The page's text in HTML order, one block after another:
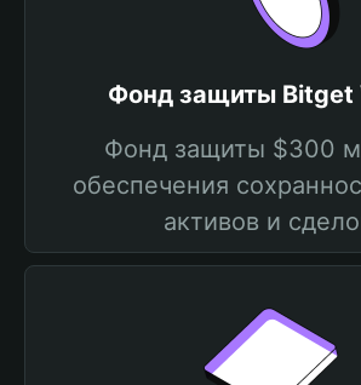
Фонд защиты Bitget
Фонд защиты $300
обеспечения
активов и